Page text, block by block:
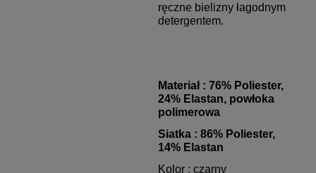
ręczne bielizny łagodnym
detergentem.
Materiał : 76% Poliester,
24% Elastan, powłoka
polimerowa
Siatka : 86% Poliester,
14% Elastan
Kolor : czarny